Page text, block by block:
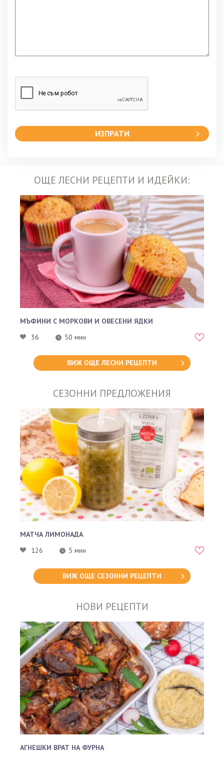
ИЗПРАТИ
ОЩЕ ЛЕСНИ РЕЦЕПТИ И ИДЕЙКИ:
МЪФИНИ С МОРКОВИ И ОВЕСЕНИ ЯДКИ
36
50 мин
ВИЖ ОЩЕ ЛЕСНИ РЕЦЕПТИ
СЕЗОННИ ПРЕДЛОЖЕНИЯ
МАТЧА ЛИМОНАДА
126
5 мин
ВИЖ ОЩЕ СЕЗОННИ РЕЦЕПТИ
НОВИ РЕЦЕПТИ
АГНЕШКИ ВРАТ НА ФУРНА